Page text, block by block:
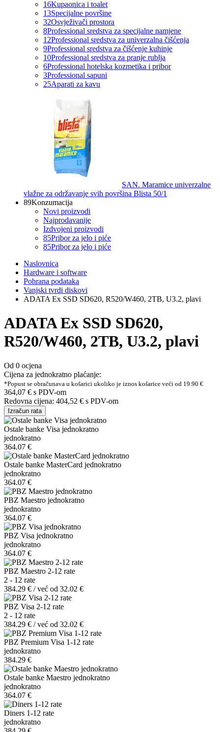
16Kupaonica i toalet
13Specijalne površine
32Osvježivači prostora
8Professional sredstva za specijalne namjene
12Professional sredstva za univerzalna čišćenja
9Professional sredstva za čišćenje kuhinje
10Professional sredstva za pranje rublja
6Professional hotelska kozmetika i pribor
3Professional sapuni
25Aparati za kavu
SAN. Maramice univerzalne
vlažne za održavanje svih površina Blista 50/1
89Konzumacija
Novi proizvodi
Najprodavanije
Izdvojeni proizvodi
85Pribor za jelo i piće
85Pribor za jelo i piće
Naslovnica
Hardware i software
Pohrana podataka
Vanjski tvrdi diskovi
ADATA Ex SSD SD620, R520/W460, 2TB, U3.2, plavi
ADATA Ex SSD SD620,
R520/W460, 2TB, U3.2, plavi
Od 0 ocjena
Cijena za jednokratno plaćanje:
*Popust se obračunava u košarici ukoliko je iznos košarice veći od 19.90 €
364,07 € s PDV-om
Redovna cijena: 404,52 € s PDV-om
Izračun rata
Ostale banke Visa jednokratno
jednokratno
364.07 €
Ostale banke MasterCard jednokratno
jednokratno
364.07 €
PBZ Maestro jednokratno
jednokratno
364.07 €
PBZ Visa jednokratno
jednokratno
364.07 €
PBZ Maestro 2-12 rate
2 - 12 rate
384.29 € / već od 32.02 €
PBZ Visa 2-12 rate
2 - 12 rate
384.29 € / već od 32.02 €
PBZ Premium Visa 1-12 rate
jednokratno
384.29 €
Ostale banke Maestro jednokratno
jednokratno
364.07 €
Diners 1-12 rate
jednokratno